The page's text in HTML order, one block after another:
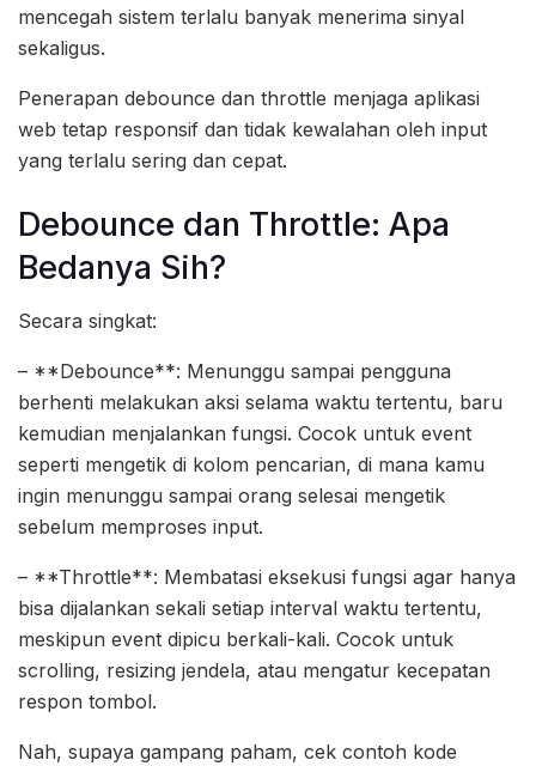
mencegah sistem terlalu banyak menerima sinyal
sekaligus.
Penerapan debounce dan throttle menjaga aplikasi
web tetap responsif dan tidak kewalahan oleh input
yang terlalu sering dan cepat.
Debounce dan Throttle: Apa
Bedanya Sih?
Secara singkat:
– **Debounce**: Menunggu sampai pengguna
berhenti melakukan aksi selama waktu tertentu, baru
kemudian menjalankan fungsi. Cocok untuk event
seperti mengetik di kolom pencarian, di mana kamu
ingin menunggu sampai orang selesai mengetik
sebelum memproses input.
– **Throttle**: Membatasi eksekusi fungsi agar hanya
bisa dijalankan sekali setiap interval waktu tertentu,
meskipun event dipicu berkali-kali. Cocok untuk
scrolling, resizing jendela, atau mengatur kecepatan
respon tombol.
Nah, supaya gampang paham, cek contoh kode